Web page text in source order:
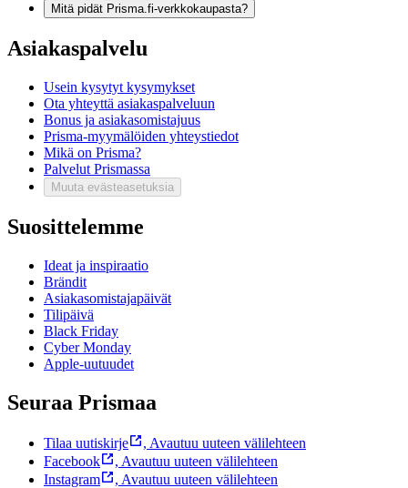
Mitä pidät Prisma.fi-verkkokaupasta?
Asiakaspalvelu
Usein kysytyt kysymykset
Ota yhteyttä asiakaspalveluun
Bonus ja asiakasomistajuus
Prisma-myymälöiden yhteystiedot
Mikä on Prisma?
Palvelut Prismassa
Muuta evästeasetuksia
Suosittelemme
Ideat ja inspiraatio
Brändit
Asiakasomistajapäivät
Tilipäivä
Black Friday
Cyber Monday
Apple-uutuudet
Seuraa Prismaa
Tilaa uutiskirje , Avautuu uuteen välilehteen
Facebook
, Avautuu uuteen välilehteen
Instagram
, Avautuu uuteen välilehteen